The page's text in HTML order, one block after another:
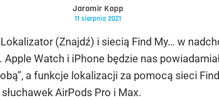
Jaromir Kopp
11 sierpnia 2021
(Znajdź) i siecią Find My… w
Watch i iPhone będzie nas
a funkcje lokalizacji za pomocą sieci
AirPods Pro i Max.